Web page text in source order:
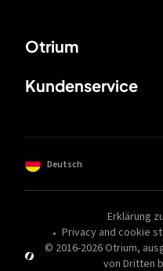
Otrium
Kundenservice
© 2016-2026Otrium,
von Dritten
Erklärung
Privacy and cookie
Deutsch